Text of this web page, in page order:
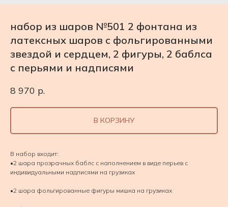
набор из шаров №501 2 фонтана из
латексных шаров с фольгированными
звездой и сердцем, 2 фигуры, 2 баблса
с перьями и надписями
8 970 р.
В КОРЗИНУ
В набор входит:
•2 шара прозрачных баблс с наполнением в виде перьев с
индивидуальными надписями на грузиках
•2 шара фольгированные фигуры мишка на грузиках